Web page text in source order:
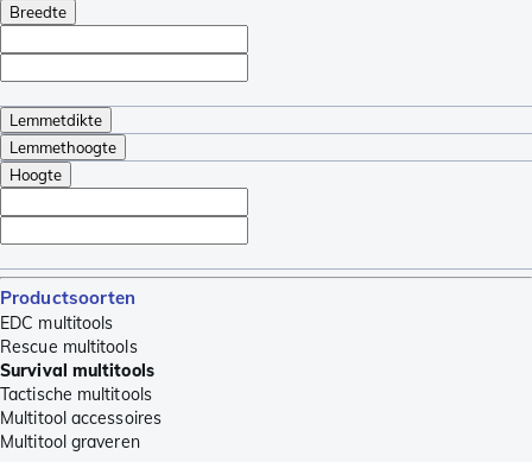
Breedte
Lemmetdikte
Lemmethoogte
Hoogte
Productsoorten
EDC multitools
Rescue multitools
Survival multitools
Tactische multitools
Multitool accessoires
Multitool graveren